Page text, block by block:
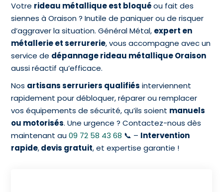
Votre rideau métallique est bloquéou fait des
siennes à Oraison ? Inutile de paniquer ou de risquer
d’aggraver la situation. Général Métal, expert en
métallerie et serrurerie, vous accompagne avec un
service de dépannage rideau métallique Oraison
aussi réactif qu’efficace.
Nos artisans serruriers qualifiés interviennent
rapidement pour débloquer, réparer ou remplacer
vos équipements de sécurité, qu’ils soient manuels
ou motorisés. Une urgence ? Contactez-nous dès
maintenant au09 72 58 43 68 📞 – Intervention
rapide,devis gratuit, et expertise garantie !